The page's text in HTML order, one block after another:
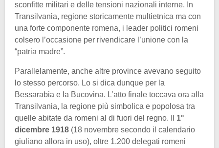
sconfitte militari e delle tensioni nazionali interne. In
Transilvania, regione storicamente multietnica ma con
una forte componente romena, i leader politici romeni
colsero l’occasione per rivendicare l’unione con la
“patria madre”.
Parallelamente, anche altre province avevano seguito
lo stesso percorso. Lo si dica dunque per la
Bessarabia e la Bucovina. L’atto finale toccava ora alla
Transilvania, la regione più simbolica e popolosa tra
quelle abitate da romeni al di fuori del regno. Il 1°
dicembre 1918 (18 novembre secondo il calendario
giuliano allora in uso), oltre 1.200 delegati romeni